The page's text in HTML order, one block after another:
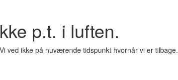
p.t. i luften.
ved ikke på nuværende tidspunkt hvornår vi er tilbage.